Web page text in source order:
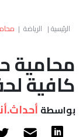
الرئيسية| الرياضة |
محامية
كافية
بواسطة